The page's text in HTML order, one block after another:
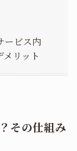
ービス内
リット
その仕組み